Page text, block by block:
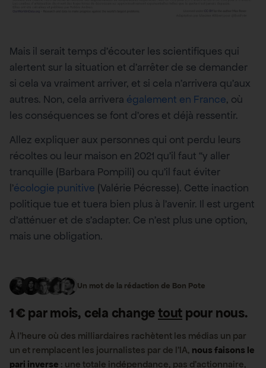
Mais il serait temps d’écouter les scientifiques qui
alertent sur la situation et d’arrêter de se demander
si cela va vraiment arriver, et si cela n’arrivera qu’aux
autres. Non, cela arrivera également en France, où
les conséquences se font d’ores et déjà ressentir.
Allez expliquer aux personnes qui ont perdu leurs
récoltes ou leur maison en 2021 qu’il faut “y aller
tranquille (Barbara Pompili) ou qu’il faut éviter
l’écologie punitive (Valérie Pécresse). Cette inaction
politique tue et tuera bien plus à l’avenir. Il est urgent
d’atténuer et de s’adapter. Ce n’est plus une option,
mais une obligation.
Un mot de la rédaction de Bon Pote
1 € par mois, cela changetout pour nous.
À l’heure où des milliardaires rachètent les médias un par
un et remplacent les journalistes par de l’IA, nous faisons le
pari inverse : une totale indépendance, pas d’actionnaire,